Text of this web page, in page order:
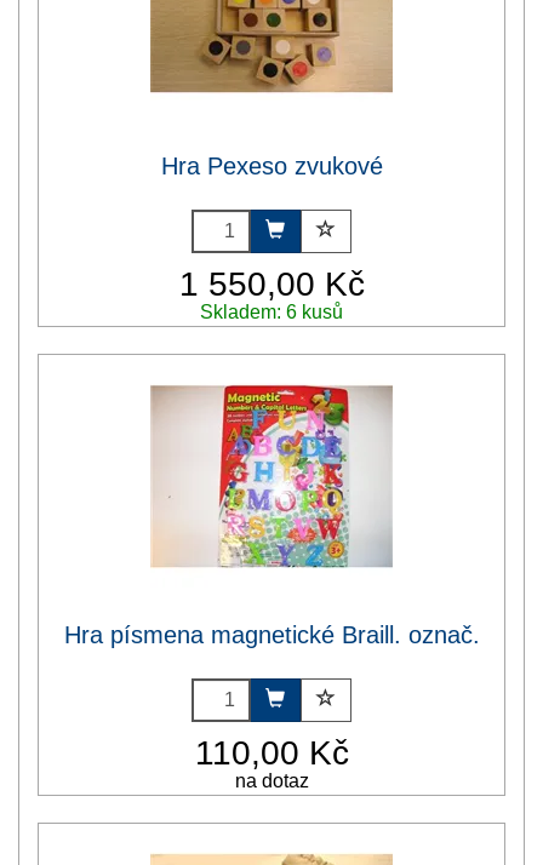
Hra Pexeso zvukové
1 550,00 Kč
Skladem: 6 kusů
Hra písmena magnetické Braill. označ.
110,00 Kč
na dotaz